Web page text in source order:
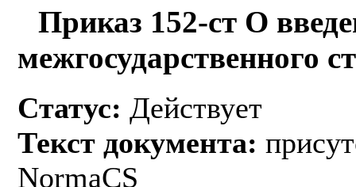
Приказ 152-ст О
межгосударственного
Статус: Действует
Текст документа:
NormaCS